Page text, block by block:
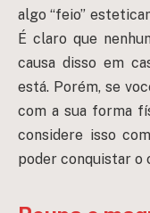
algo “feio”
É claro que
causa disso em
está. Porém, se
com a sua forma
considere isso
poder conquistar o